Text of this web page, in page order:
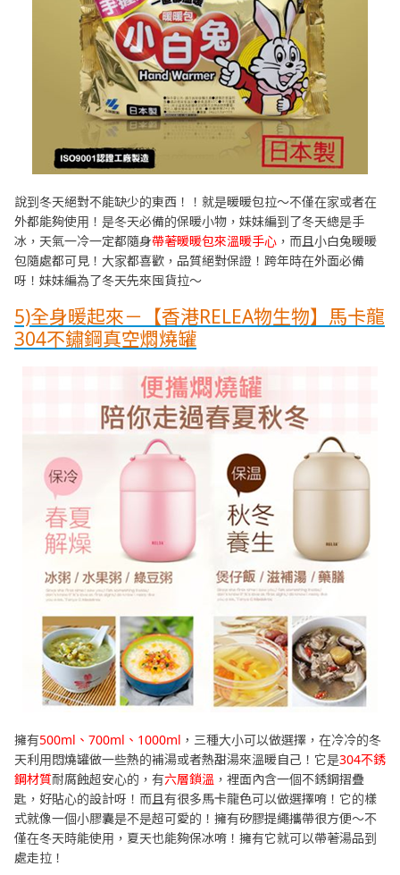
說到冬天絕對不能缺少的東西！！就是暖暖包拉～不僅在家或者在
外都能夠使用！是冬天必備的保暖小物，妹妹編到了冬天總是手
冰，天氣一冷一定都隨身帶著暖暖包來溫暖手心 ，而且小白兔暖暖
包隨處都可見！大家都喜歡，品質絕對保證！跨年時在外面必備
呀！妹妹編為了冬天先來囤貨拉～
5)全身暖起來－【香港RELEA物生物】馬卡龍
304不鏽鋼真空燜燒罐
擁有500ml、700ml、1000ml ，三種大小可以做選擇，在冷冷的冬
天利用悶燒罐做一些熱的補湯或者熱甜湯來溫暖自己！它是304不銹
鋼材質耐腐蝕超安心的，有六層鎖溫 ，裡面內含一個不銹鋼摺疊
匙，好貼心的設計呀！而且有很多馬卡龍色可以做選擇唷！它的樣
式就像一個小膠囊是不是超可愛的！擁有矽膠提繩攜帶很方便～不
僅在冬天時能使用，夏天也能夠保冰唷！擁有它就可以帶著湯品到
處走拉！